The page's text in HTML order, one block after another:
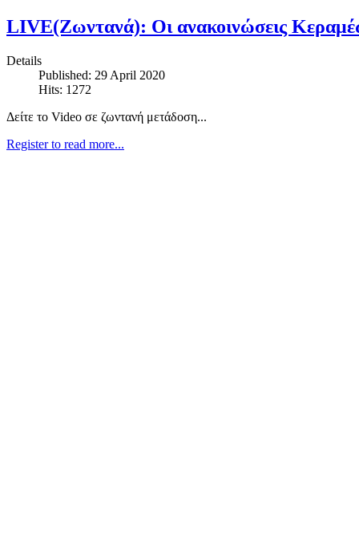
LIVE(Ζωντανά): Οι ανακοινώσεις
Details
Published: 29 April 2020
Hits: 1272
Δείτε το Video σε ζωντανή μετάδοση...
Register to read more...